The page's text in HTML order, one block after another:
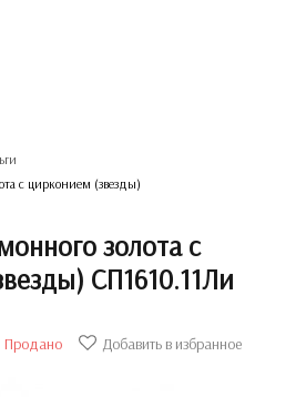
с цирконием (звезды)
золота с
СП1610.11Ли
Продано Добавить в избранное